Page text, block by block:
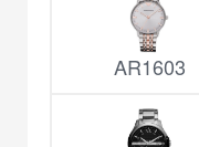
AR1603